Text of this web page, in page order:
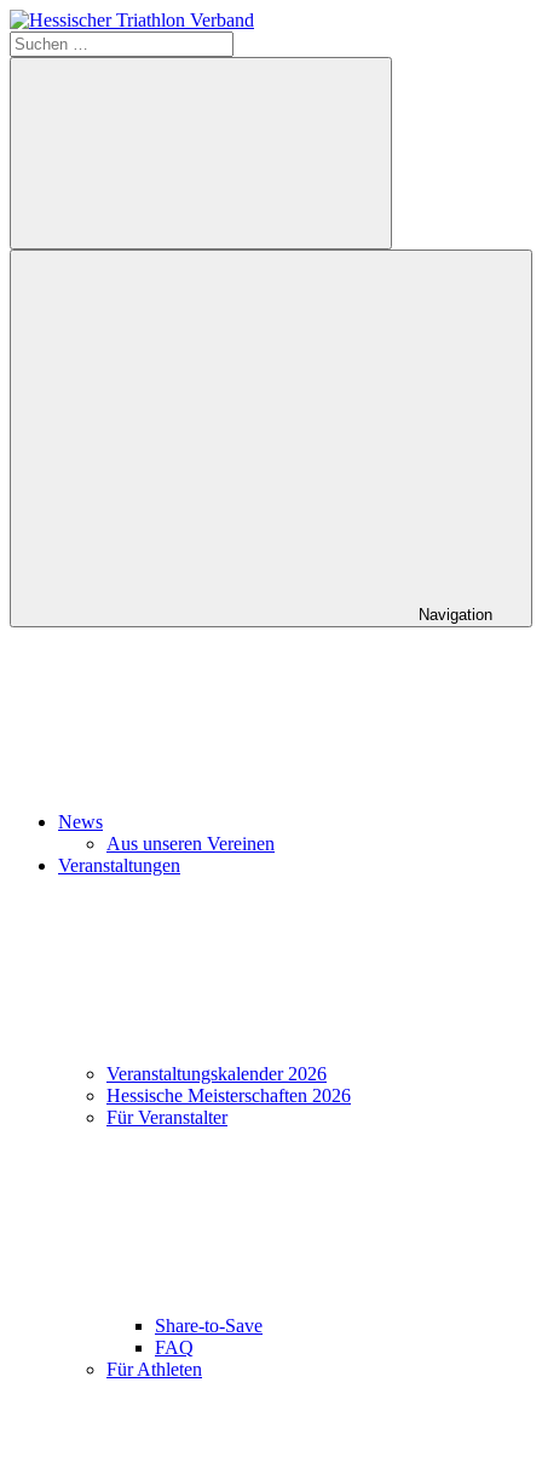
Zum
Inhalt
springen
Suchen
nach:
Suchen
Navigation
News
Aus unseren Vereinen
Veranstaltungen
Veranstaltungskalender 2026
Hessische Meisterschaften 2026
Für Veranstalter
Share-to-Save
FAQ
Für Athleten